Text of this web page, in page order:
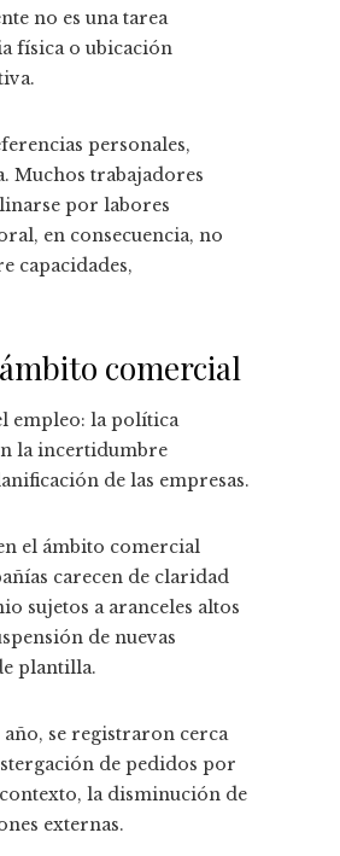
no es una tarea
física o ubicación
personales,
Muchos trabajadores
por labores
en consecuencia, no
capacidades,
comercial
empleo: la política
la incertidumbre
de las empresas.
el ámbito comercial
carecen de claridad
sujetos a aranceles altos
de nuevas
plantilla.
se registraron cerca
de pedidos por
la disminución de
externas.